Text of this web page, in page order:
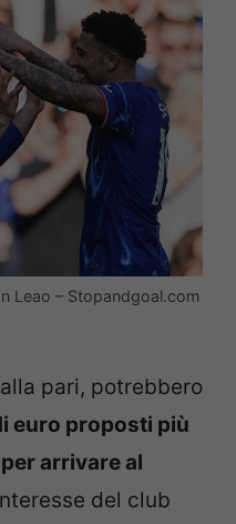
Leao – Stopandgoal.com
pari, potrebbero
euro proposti più
arrivare al
del club